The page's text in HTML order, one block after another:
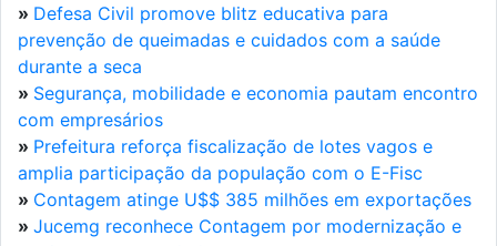
» Defesa Civil promove blitz educativa para
prevenção de queimadas e cuidados com a saúde
durante a seca
» Segurança, mobilidade e economia pautam encontro
com empresários
» Prefeitura reforça fiscalização de lotes vagos e
amplia participação da população com o E-Fisc
» Contagem atinge U$$ 385 milhões em exportações
» Jucemg reconhece Contagem por modernização e